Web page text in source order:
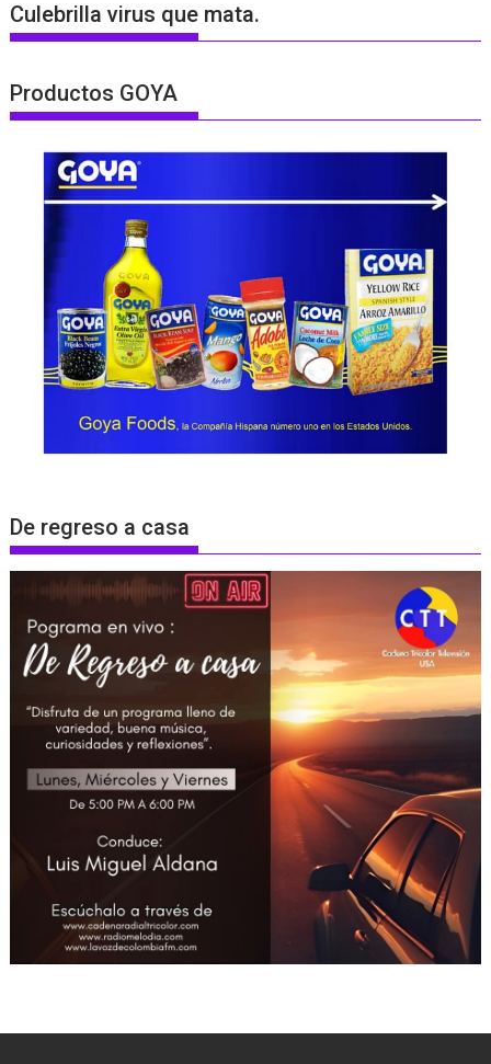
Culebrilla virus que mata.
Productos GOYA
De regreso a casa